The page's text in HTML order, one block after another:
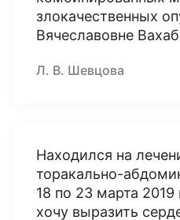
злокачественных
Вячеславовне
Л. В. Шевцова
Находился на
торакально-
18 по 23 марта
хочу выразить